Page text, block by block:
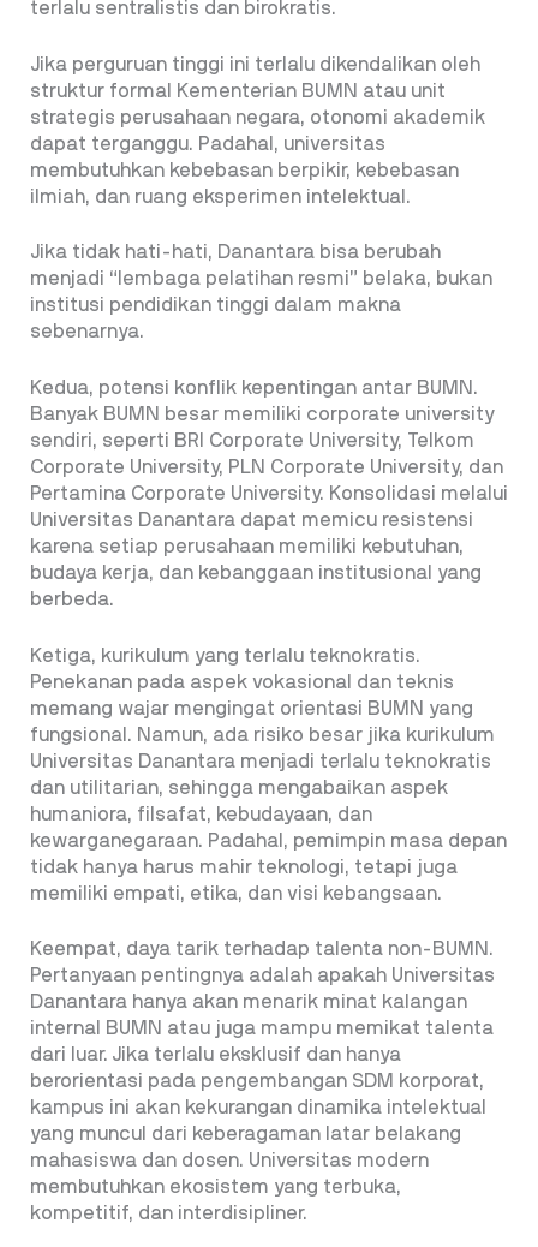
terlalu sentralistis dan birokratis.
Jika perguruan tinggi ini terlalu dikendalikan oleh
struktur formal Kementerian BUMN atau unit
strategis perusahaan negara, otonomi akademik
dapat terganggu. Padahal, universitas
membutuhkan kebebasan berpikir, kebebasan
ilmiah, dan ruang eksperimen intelektual.
Jika tidak hati-hati, Danantara bisa berubah
menjadi “lembaga pelatihan resmi” belaka, bukan
institusi pendidikan tinggi dalam makna
sebenarnya.
Kedua, potensi konflik kepentingan antar BUMN.
Banyak BUMN besar memiliki corporate university
sendiri, seperti BRI Corporate University, Telkom
Corporate University, PLN Corporate University, dan
Pertamina Corporate University. Konsolidasi melalui
Universitas Danantara dapat memicu resistensi
karena setiap perusahaan memiliki kebutuhan,
budaya kerja, dan kebanggaan institusional yang
berbeda.
Ketiga, kurikulum yang terlalu teknokratis.
Penekanan pada aspek vokasional dan teknis
memang wajar mengingat orientasi BUMN yang
fungsional. Namun, ada risiko besar jika kurikulum
Universitas Danantara menjadi terlalu teknokratis
dan utilitarian, sehingga mengabaikan aspek
humaniora, filsafat, kebudayaan, dan
kewarganegaraan. Padahal, pemimpin masa depan
tidak hanya harus mahir teknologi, tetapi juga
memiliki empati, etika, dan visi kebangsaan.
Keempat, daya tarik terhadap talenta non-BUMN.
Pertanyaan pentingnya adalah apakah Universitas
Danantara hanya akan menarik minat kalangan
internal BUMN atau juga mampu memikat talenta
dari luar. Jika terlalu eksklusif dan hanya
berorientasi pada pengembangan SDM korporat,
kampus ini akan kekurangan dinamika intelektual
yang muncul dari keberagaman latar belakang
mahasiswa dan dosen. Universitas modern
membutuhkan ekosistem yang terbuka,
kompetitif, dan interdisipliner.